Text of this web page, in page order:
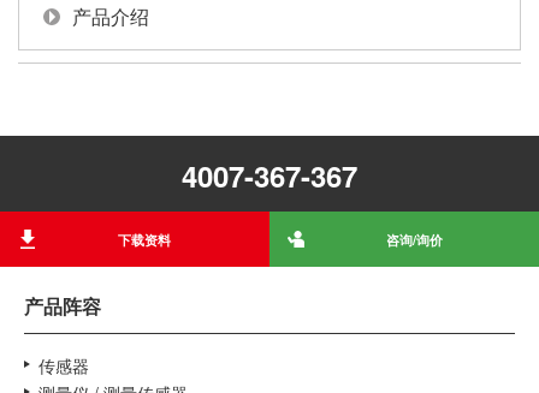
产品介绍
4007-367-367
下载资料 咨询/询价
产品阵容
传感器